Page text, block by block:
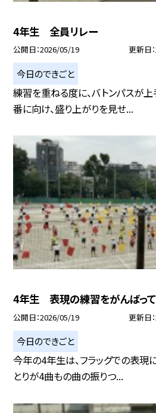
4年生 全員リレー
公開日 2026/05/19 更新日
今日のできごと
練習を重ねる度に、バトンパスが上
番に向け、盛り上がりを見せ...
4年生 表現の練習をがんばって
公開日 2026/05/19 更新日
今日のできごと
今年の4年生は、フラッグでの表現
とりが4曲もの曲の振りつ...